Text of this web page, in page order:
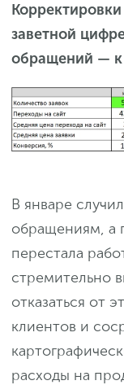
заветной
обращений —
В январе
обращениям, а
перестала
стремительно
отказаться от
клиентов и
расходы на